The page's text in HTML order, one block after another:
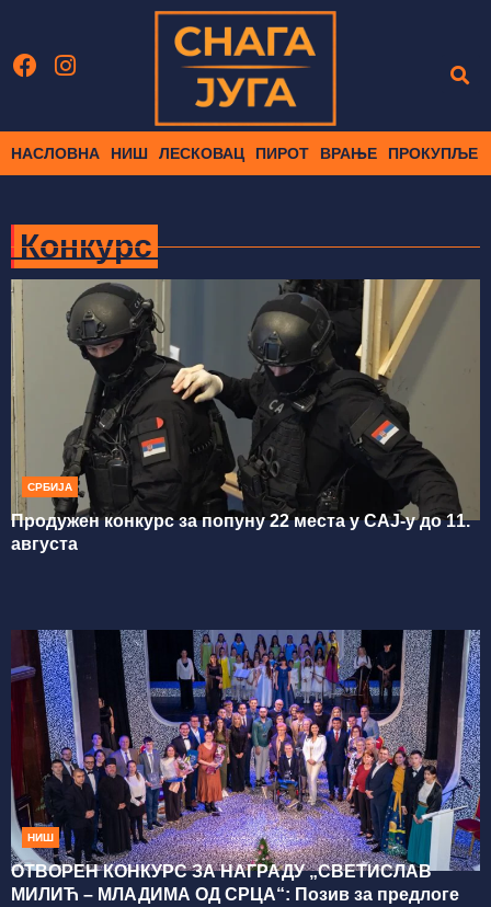
НАСЛОВНА НИШ ЛЕСКОВАЦ ПИРОТ ВРАЊЕ ПРОКУПЉЕ
Конкурс
СРБИЈА
Продужен конкурс за попуну 22 места у САЈ-у до 11.
августа
НИШ
ОТВОРЕН КОНКУРС ЗА НАГРАДУ „СВЕТИСЛАВ
МИЛИЋ – МЛАДИМА ОД СРЦА“: Позив за предлоге